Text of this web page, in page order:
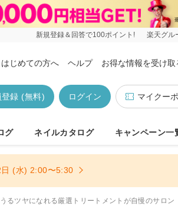
新規登録＆回答で100ポイント! 楽天グル
はじめての方へ ヘルプ お得な情報を受け取
マイクー
ログイン
登録 (無料)
グ ネイルカタログ キャンペーン一
日 (水) 2:00〜5:30
うるツヤになれる厳選トリートメントが自慢のサロン